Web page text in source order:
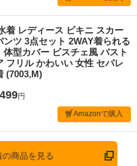
着 レディース ビキニ スカー
ンツ 3点セット 2WAY着られる
体型カバー ビスチェ風 バスト
フリル かわいい 女性 セパレ
(7003,M)
円
Amazonで購入
商品を見る